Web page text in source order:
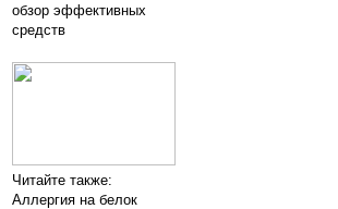
обзор эффективных
средств
Читайте также:
Аллергия на белок